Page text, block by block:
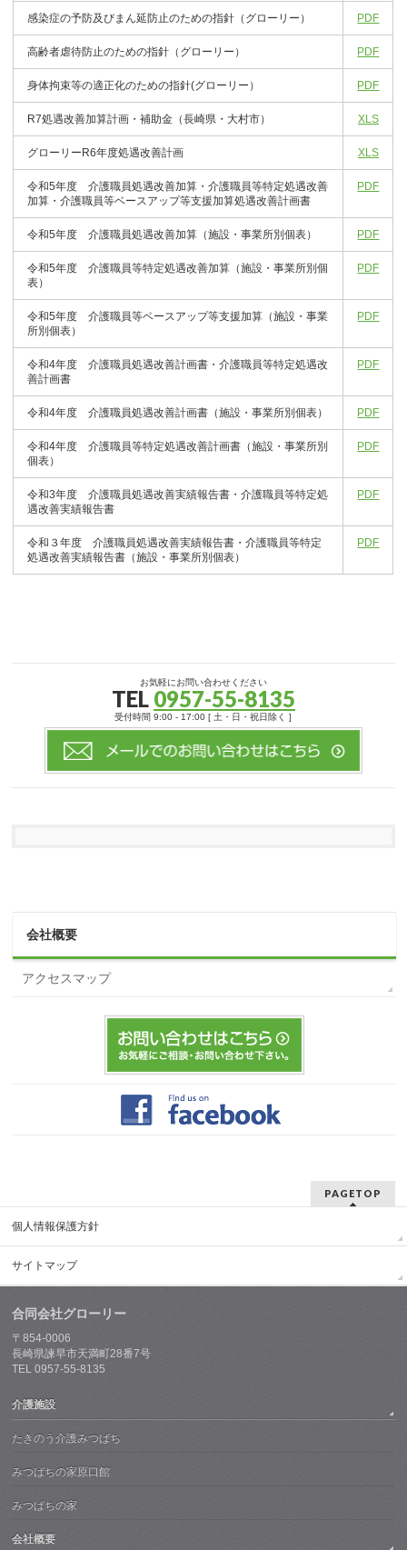
感染症の予防及びまん延防止のための指針（グローリー） PDF
高齢者虐待防止のための指針（グローリー） PDF
身体拘束等の適正化のための指針(グローリー） PDF
R7処遇改善加算計画・補助金（長崎県・大村市） XLS
グローリーR6年度処遇改善計画 XLS
令和5年度 介護職員処遇改善加算・介護職員等特定処遇改善
加算・介護職員等ベースアップ等支援加算処遇改善計画書
PDF
令和5年度 介護職員処遇改善加算（施設・事業所別個表） PDF
令和5年度 介護職員等特定処遇改善加算（施設・事業所別個
表）
PDF
令和5年度 介護職員等ベースアップ等支援加算（施設・事業
所別個表）
PDF
令和4年度 介護職員処遇改善計画書・介護職員等特定処遇改
善計画書
PDF
令和4年度 介護職員処遇改善計画書（施設・事業所別個表） PDF
令和4年度 介護職員等特定処遇改善計画書（施設・事業所別
個表）
PDF
令和3年度 介護職員処遇改善実績報告書・介護職員等特定処
遇改善実績報告書
PDF
令和３年度 介護職員処遇改善実績報告書・介護職員等特定
処遇改善実績報告書（施設・事業所別個表）
PDF
お気軽にお問い合わせください
TEL 0957-55-8135
受付時間 9:00 - 17:00 [ 土・日・祝日除く ]
会社概要
アクセスマップ
PAGETOP
個人情報保護方針
サイトマップ
合同会社グローリー
〒854-0006
長崎県諫早市天満町28番7号
TEL 0957-55-8135
介護施設
たきのう介護みつばち
みつばちの家原口館
みつばちの家
会社概要